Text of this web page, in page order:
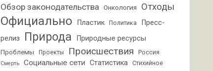
Обзор законодательства Онкология Отходы
Официально Пластик Политика
Пресс-
релиз
Природа Природные ресурсы
Проблемы Проекты Происшествия Россия
Смерть Социальные сети Статистика Стихийное